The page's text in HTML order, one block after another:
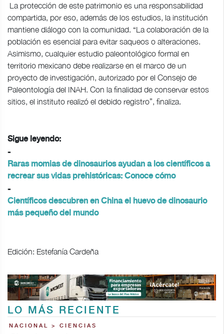
La protección de este patrimonio es una responsabilidad
compartida, por eso, además de los estudios, la institución
mantiene diálogo con la comunidad. “La colaboración de la
población es esencial para evitar saqueos o alteraciones.
Asimismo, cualquier estudio paleontológico formal en
territorio mexicano debe realizarse en el marco de un
proyecto de investigación, autorizado por el Consejo de
Paleontología del INAH. Con la finalidad de conservar estos
sitios, el instituto realizó el debido registro”, finaliza.
Sigue leyendo:
-
Raras momias de dinosaurios ayudan a los científicos a
recrear sus vidas prehistóricas: Conoce cómo
-
Científicos descubren en China el huevo de dinosaurio
más pequeño del mundo
Edición: Estefanía Cardeña
LO MÁS RECIENTE
NACIONAL > CIENCIAS